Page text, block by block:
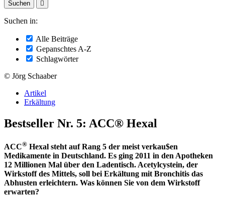
Suchen in:
Alle Beiträge
Gepanschtes A-Z
Schlagwörter
© Jörg Schaaber
Artikel
Erkältung
Bestseller Nr. 5: ACC® Hexal
ACC® Hexal steht auf Rang 5 der meist verkau$en
Medikamente in Deutschland. Es ging 2011 in den Apotheken
12 Millionen Mal über den Ladentisch. Acetylcystein, der
Wirkstoff des Mittels, soll bei Erkältung mit Bronchitis das
Abhusten erleichtern. Was können Sie von dem Wirkstoff
erwarten?